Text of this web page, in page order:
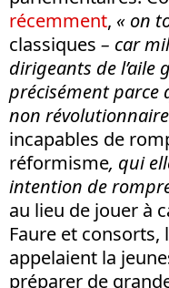
récemment, « on
classiques – car
dirigeants de l’aile
précisément parce
non
incapables de
réformisme, qui
intention de
au lieu de jouer à
Faure et consorts,
appelaient la
préparer de